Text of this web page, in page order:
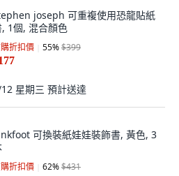
joseph 可重複使用恐龍貼紙
1個, 混合顏色
折扣價 55%$399
星期三 預計送達
可換裝紙娃娃裝飾書, 黃色, 3
折扣價 62%$431